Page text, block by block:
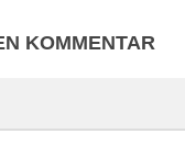
KOMMENTAR